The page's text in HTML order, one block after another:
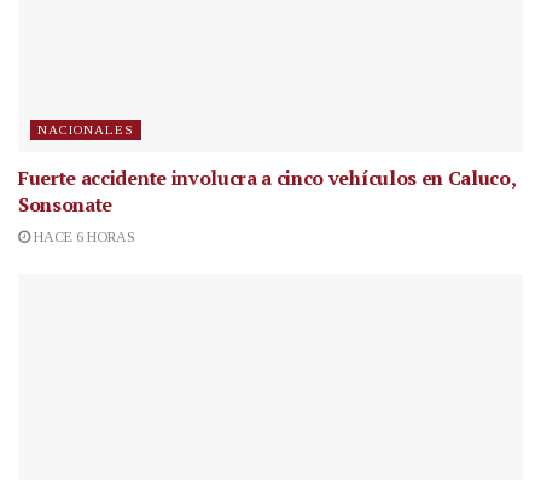
NACIONALES
Fuerte accidente involucra a cinco vehículos en Caluco,
Sonsonate
HACE 6 HORAS